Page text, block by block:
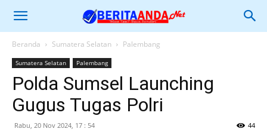
Beranda Sumatera Selatan Palembang
Sumatera Selatan Palembang
Polda Sumsel Launching
Gugus Tugas Polri
Rabu, 20 Nov 2024, 17 : 54 44